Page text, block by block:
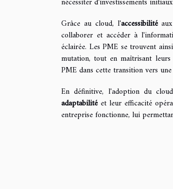
Grâce au cloud, l'accessibilitéaux
collaborer et accéder à
éclairée. Les PME se trouvent
mutation, tout en maîtrisant leurs
PME dans cette transition vers
En définitive, l'adoption du
adaptabilitéet leur efficacité
entreprise fonctionne, lui